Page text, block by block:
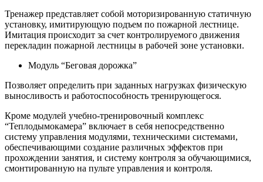
Тренажер представляет собой моторизированную статичную
установку, имитирующую подъем по пожарной лестнице.
Имитация происходит за счет контролируемого движения
перекладин пожарной лестницы в рабочей зоне установки.
Модуль “Беговая дорожка”
Позволяет определить при заданных нагрузках физическую
выносливость и работоспособность тренирующегося.
Кроме модулей учебно-тренировочный комплекс
“Теплодымокамера” включает в себя непосредственно
систему управления модулями, техническими системами,
обеспечивающими создание различных эффектов при
прохождении занятия, и систему контроля за обучающимися,
смонтированную на пульте управления и контроля.